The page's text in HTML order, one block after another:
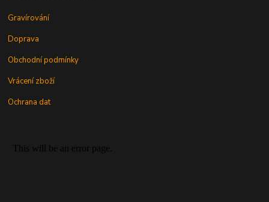
Gravírování
Doprava
Obchodní podmínky
Vrácení zboží
Ochrana dat